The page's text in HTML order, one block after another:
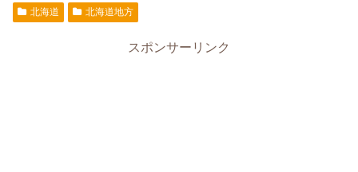
北海道 北海道地方
スポンサーリンク